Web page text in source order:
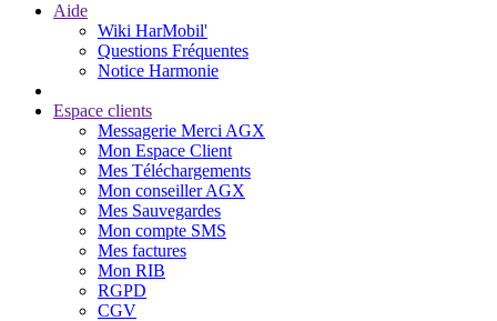
Aide
Wiki HarMobil'
Questions Fréquentes
Notice Harmonie
Espace clients
Messagerie Merci AGX
Mon Espace Client
Mes Téléchargements
Mon conseiller AGX
Mes Sauvegardes
Mon compte SMS
Mes factures
Mon RIB
RGPD
CGV